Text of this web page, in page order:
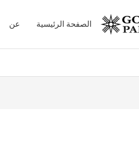
الصفحة الرئيسية عن